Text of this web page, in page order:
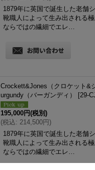
1879年に英国で誕生した老舗
靴職人によって生み出される
ならではの繊細でエレ…
Crockett&Jones（クロケット&
urgundy（バーガンディ）
[29-
195,000円(税別)
(税込: 214,500円)
1879年に英国で誕生した老舗
靴職人によって生み出される
ならではの繊細でエレ…